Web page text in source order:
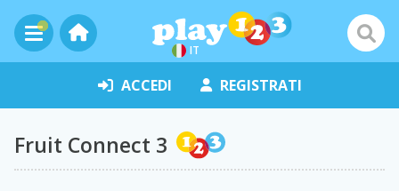
IT
ACCEDI REGISTRATI
Fruit Connect 3